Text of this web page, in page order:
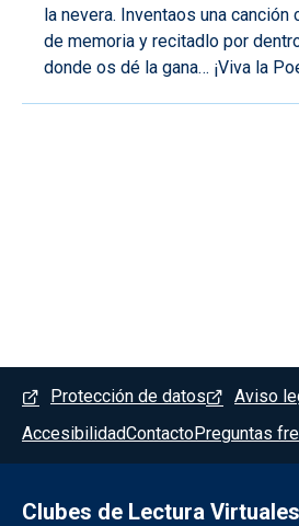
la nevera. Inventaos una canción
de memoria y recitadlo por
donde os dé la gana… ¡Viva la
Menú del pie
Protección de datos Aviso
AccesibilidadContactoPreguntas
Clubes de Lectura